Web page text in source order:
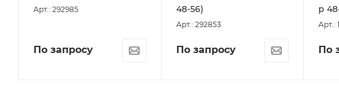
Арт.: 292985
По запросу
48-56)
Арт.: 292853
По запросу
р
Арт.:
По